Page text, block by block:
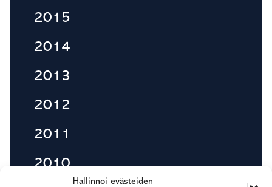
Hallinnoi evästeiden
2015
2014
2013
2012
2011
2010